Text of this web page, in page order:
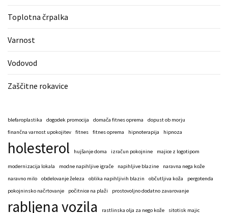
Toplotna črpalka
Varnost
Vodovod
Zaščitne rokavice
blefaroplastika dogodek promocija domača fitnes oprema
dopust ob morju
finančna varnost upokojitev
fitnes fitnes oprema hipnoterapija hipnoza
holesterol hujšanje doma izračun pokojnine majice z logotipom
modernizacija lokala modne napihljive igrače napihljive blazine
naravna nega kože
naravno milo
obdelovanje železa oblika napihljivih blazin občutljiva koža
pergotenda
pokojninsko načrtovanje
počitnice na plaži prostovoljno dodatno zavarovanje
rabljena vozila rastlinska olja za nego kože sitotisk majic